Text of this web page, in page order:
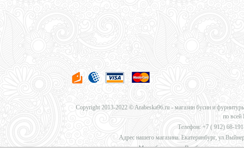
Copyright 2013-2022 © Arabeska96.ru - магазин бусин и
по всей
Телефон: +7 ( 912) 68-
Адрес нашего магазина: Екатеринбург,